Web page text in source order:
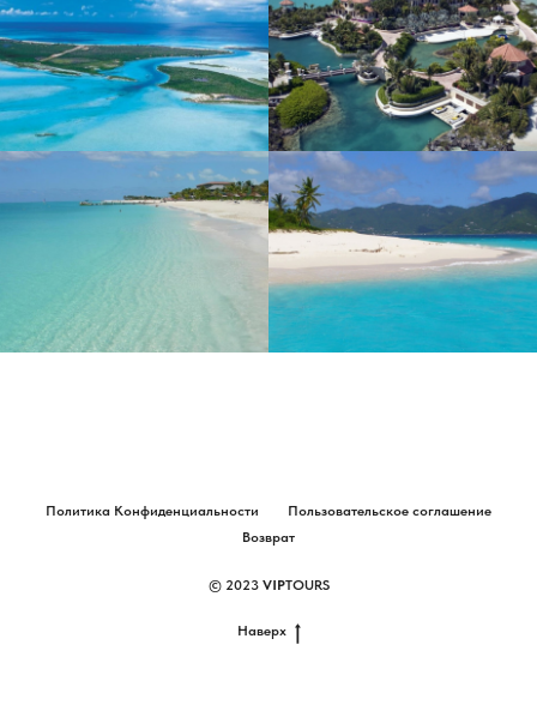
Политика Конфиденциальности
Пользовательское соглашение
Возврат
© 2023 VIPTOURS
Наверх